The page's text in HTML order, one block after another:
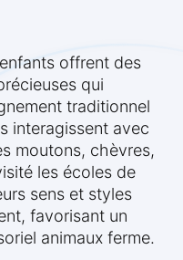
offrent des
qui
traditionnel
interagissent avec
moutons, chèvres,
les écoles de
sens et styles
favorisant un
animaux ferme.